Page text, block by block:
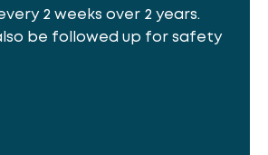
2 weeks over 2 years.
be followed up for safety